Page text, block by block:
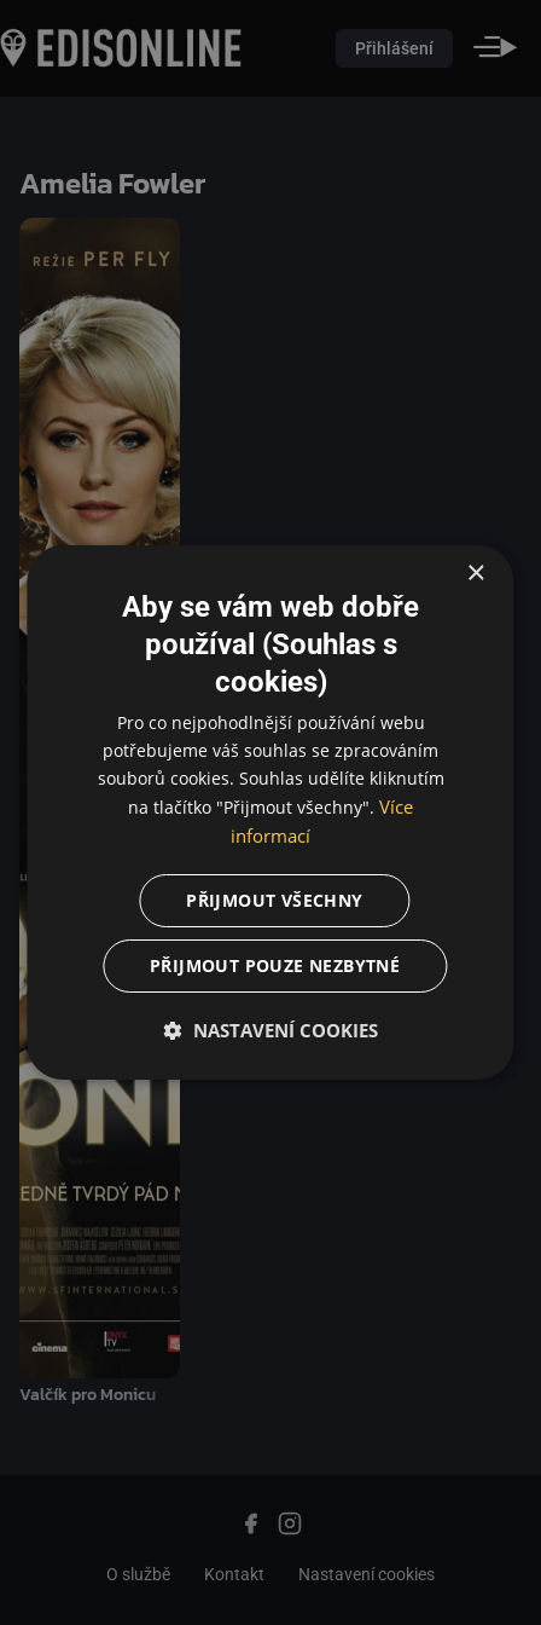
Přihlášení
Amelia Fowler
Valčík pro Monicu
O službě Kontakt Nastavení cookies
×
Aby se vám web dobře
používal (Souhlas s
cookies)
Pro co nejpohodlnější používání webu
potřebujeme váš souhlas se zpracováním
souborů cookies. Souhlas udělíte kliknutím
na tlačítko "Přijmout všechny". Více
informací
PŘIJMOUT VŠECHNY
PŘIJMOUT POUZE NEZBYTNÉ
NASTAVENÍ COOKIES